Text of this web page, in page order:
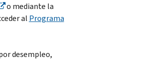
o mediante la
al Programa
desempleo,